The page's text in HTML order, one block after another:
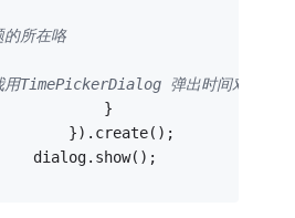
所在咯
TimePickerDialog 弹出时间对话框
						}
					}).create();
				dialog.show();